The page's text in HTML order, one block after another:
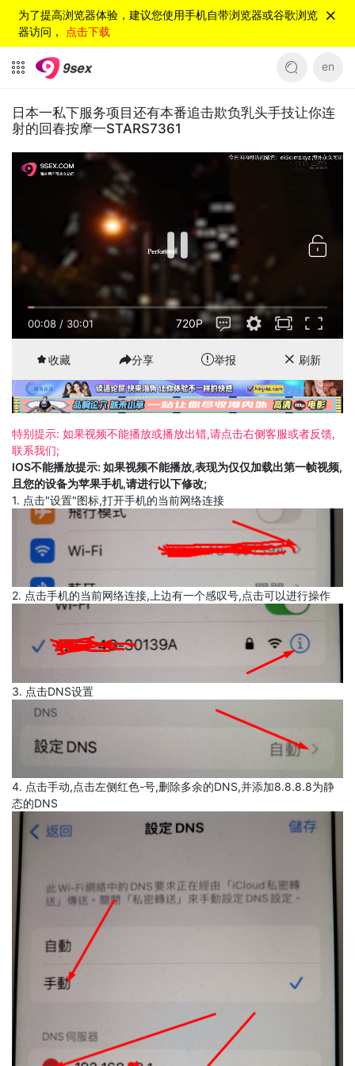
为了提高浏览器体验，建议您使用手机自带浏览器或谷歌浏览
器访问， 点击下载
en
日本一私下服务项目还有本番追击欺负乳头手技让你连
射的回春按摩一STARS7361
00:08 / 30:01 720P
收藏 分享 举报 刷新
特别提示: 如果视频不能播放或播放出错,请点击右侧客服或者反馈,
联系我们;
IOS不能播放提示: 如果视频不能播放,表现为仅仅加载出第一帧视频,
且您的设备为苹果手机,请进行以下修改;
1. 点击"设置"图标,打开手机的当前网络连接
2. 点击手机的当前网络连接,上边有一个感叹号,点击可以进行操作
3. 点击DNS设置
4. 点击手动,点击左侧红色-号,删除多余的DNS,并添加8.8.8.8为静
态的DNS